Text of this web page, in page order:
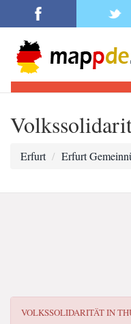
Erfurt Erfurt
VOLKSSOLIDARITÄT IN